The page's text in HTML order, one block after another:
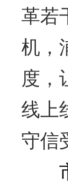
革若
机，
度，
线上
守信
市